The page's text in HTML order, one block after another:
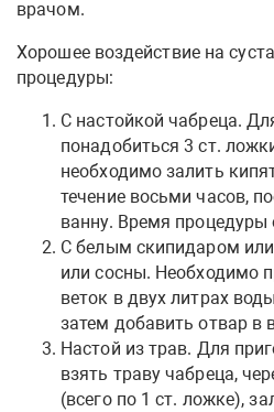
врачом.
Хорошее воздействие на
процедуры:
С настойкой чабреца.
понадобиться 3 ст.
необходимо залить
течение восьми часов,
ванну. Время процедуры
С белым скипидаром
или сосны. Необходимо
веток в двух литрах
затем добавить отвар в
Настой из трав. Для
взять траву чабреца,
(всего по 1 ст. ложке),